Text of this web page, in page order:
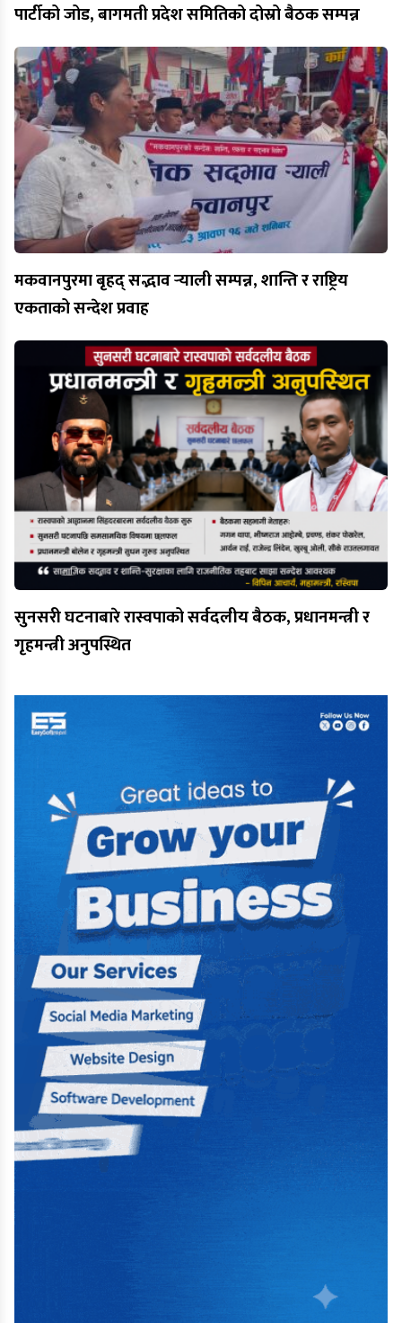
पार्टीको जोड, बागमती प्रदेश समितिको दोस्रो बैठक सम्पन्न
मकवानपुरमा बृहद् सद्भाव र्‍याली सम्पन्न, शान्ति र राष्ट्रिय
एकताको सन्देश प्रवाह
सुनसरी घटनाबारे रास्वपाको सर्वदलीय बैठक, प्रधानमन्त्री र
गृहमन्त्री अनुपस्थित